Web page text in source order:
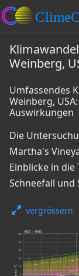
Weinberg,
Umfassendes
Weinberg,
Auswirkungen
Die
Martha's
Einblicke in die
Schneefall und
vergrössern